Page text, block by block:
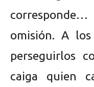
omisión. A
perseguirlos
caiga quien